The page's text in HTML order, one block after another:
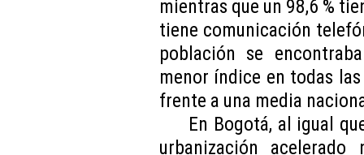
mientras que un 98,6 %
tiene comunicación
población se
menor índice en todas
frente a una media
En Bogotá, al igual
urbanización